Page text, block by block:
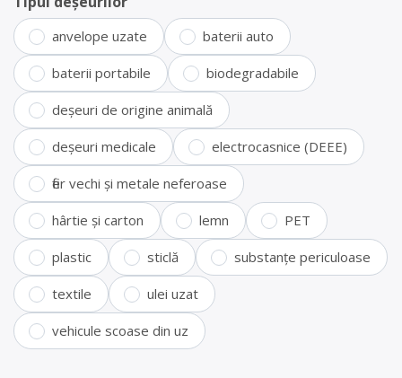
anvelope uzate baterii auto
baterii portabile biodegradabile
deșeuri de origine animală
deșeuri medicale electrocasnice (DEEE)
fier vechi și metale neferoase
hârtie și carton lemn PET
plastic sticlă substanțe periculoase
textile ulei uzat
vehicule scoase din uz